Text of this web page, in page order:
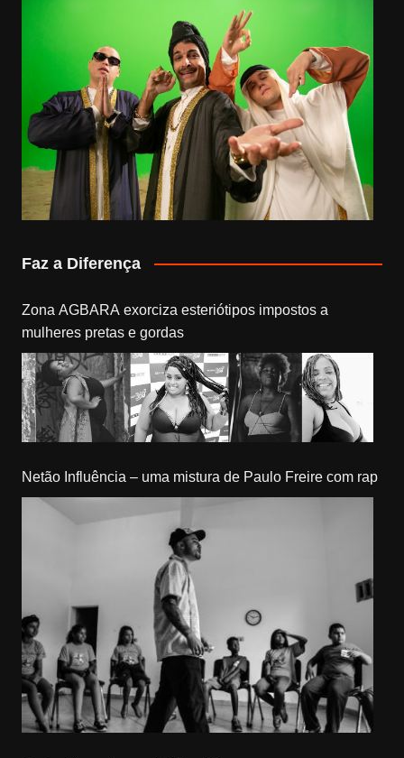
Faz a Diferença
Zona AGBARA exorciza esteriótipos impostos a
mulheres pretas e gordas
Netão Influência – uma mistura de Paulo Freire com rap